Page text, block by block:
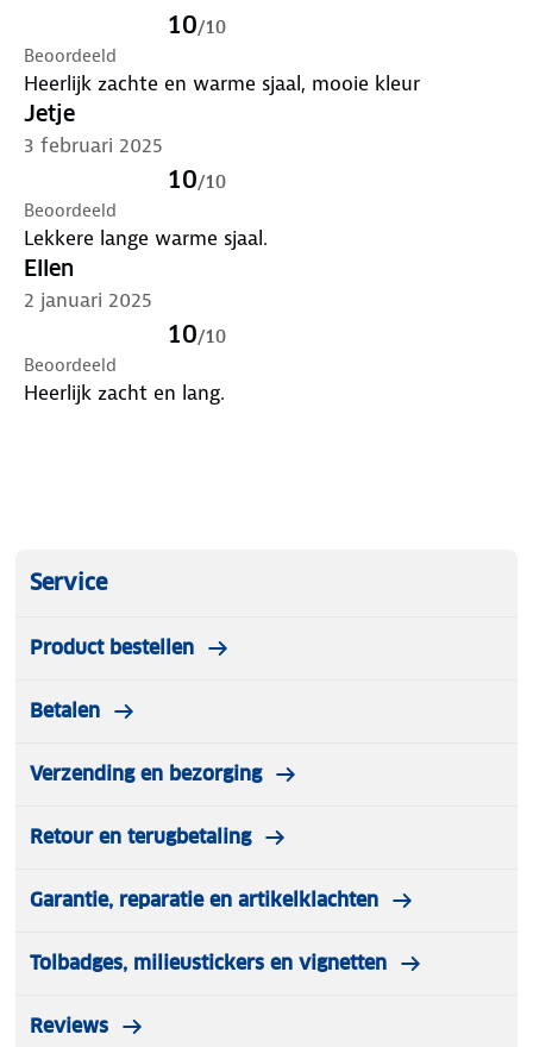
10/10
Beoordeeld
Heerlijk zachte en warme sjaal, mooie kleur
Jetje
3 februari 2025
10/10
Beoordeeld
Lekkere lange warme sjaal.
Ellen
2 januari 2025
10/10
Beoordeeld
Heerlijk zacht en lang.
Service
Product bestellen
Betalen
Verzending en bezorging
Retour en terugbetaling
Garantie, reparatie en artikelklachten
Tolbadges, milieustickers en vignetten
Reviews